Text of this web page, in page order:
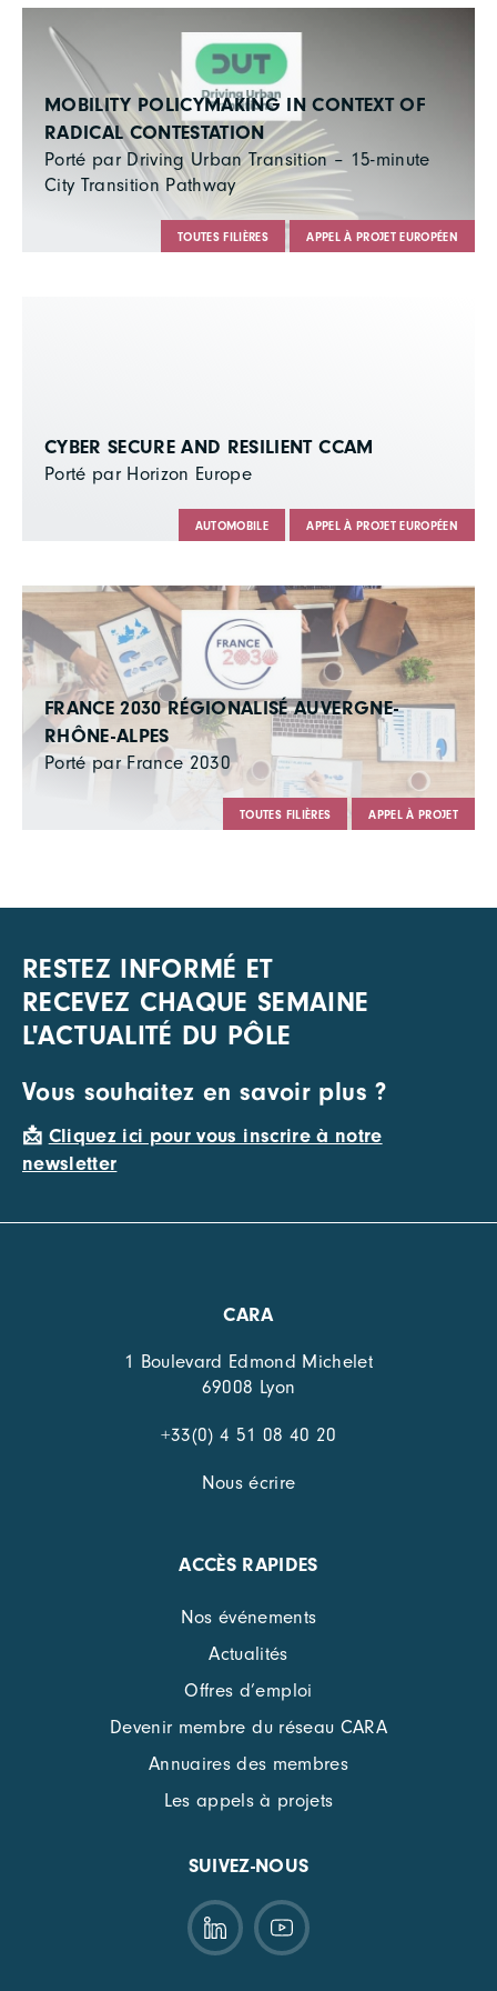
MOBILITY POLICYMAKING IN CONTEXT OF
RADICAL CONTESTATION
Porté par Driving Urban Transition – 15-minute
City Transition Pathway
TOUTES FILIÈRES APPEL À PROJET EUROPÉEN
CYBER SECURE AND RESILIENT CCAM
Porté par Horizon Europe
AUTOMOBILE APPEL À PROJET EUROPÉEN
FRANCE 2030 RÉGIONALISÉ AUVERGNE-
RHÔNE-ALPES
Porté par France 2030
TOUTES FILIÈRES APPEL À PROJET
RESTEZ INFORMÉ ET
RECEVEZ CHAQUE SEMAINE
L'ACTUALITÉ DU PÔLE
Vous souhaitez en savoir plus ?
📩 Cliquez ici pour vous inscrire à notre
newsletter
CARA
1 Boulevard Edmond Michelet
69008 Lyon
+33(0) 4 51 08 40 20
Nous écrire
ACCÈS RAPIDES
Nos événements
Actualités
Offres d’emploi
Devenir membre du réseau CARA
Annuaires des membres
Les appels à projets
SUIVEZ-NOUS